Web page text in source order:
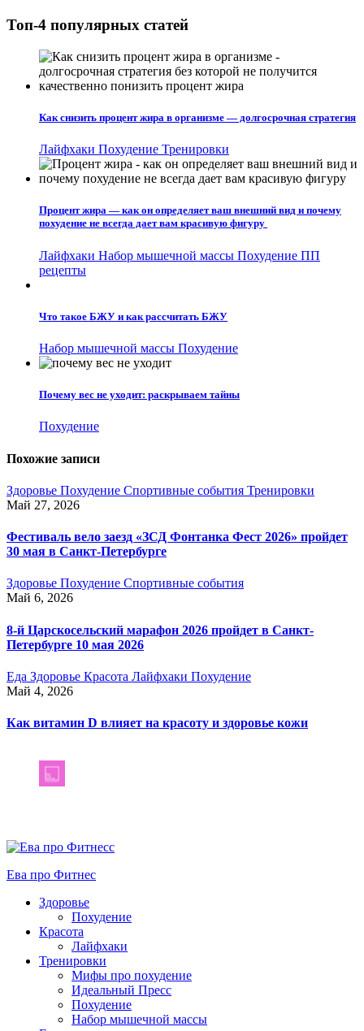
Топ-4 популярных статей
Как снизить процент жира в организме — долгосрочная стратегия
Лайфхаки Похудение Тренировки
Процент жира — как он определяет ваш внешний вид и почему
похудение не всегда дает вам красивую фигуру
Лайфхаки Набор мышечной массы Похудение ПП
рецепты
Что такое БЖУ и как рассчитать БЖУ
Набор мышечной массы Похудение
Почему вес не уходит: раскрываем тайны
Похудение
Похожие записи
Здоровье Похудение Спортивные события Тренировки
Май 27, 2026
Фестиваль вело заезд «ЗСД Фонтанка Фест 2026» пройдет
30 мая в Санкт-Петербурге
Здоровье Похудение Спортивные события
Май 6, 2026
8-й Царскосельский марафон 2026 пройдет в Санкт-
Петербурге 10 мая 2026
Еда Здоровье Красота Лайфхаки Похудение
Май 4, 2026
Как витамин D влияет на красоту и здоровье кожи
Ева про Фитнес
Здоровье
Похудение
Красота
Лайфхаки
Тренировки
Мифы про похудение
Идеальный Пресс
Похудение
Набор мышечной массы